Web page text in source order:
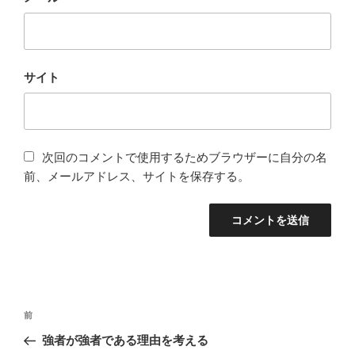
サイト
次回のコメントで使用するためブラウザーに自分の名
前、メールアドレス、サイトを保存する。
投
過
去
前
強者が強者である理由を考える